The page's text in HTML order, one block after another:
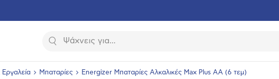
Αναζήτηση
Εργαλεία Μπαταρίες Energizer Μπαταρίες Αλκαλικές Max Plus AA (6 τεμ)